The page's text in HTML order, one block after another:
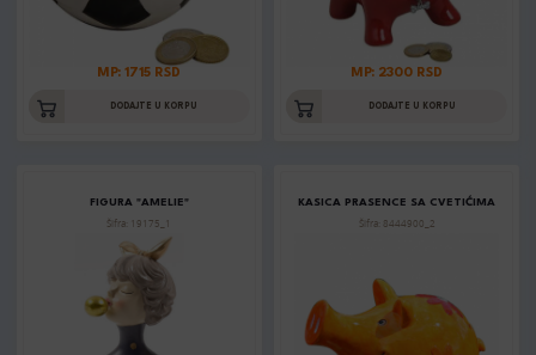
MP: 1715 RSD
DODAJTE U KORPU
MP: 2300 RSD
DODAJTE U KORPU
FIGURA "AMELIE"
Šifra: 19175_1
KASICA PRASENCE SA CVETIĆIMA
Šifra: 8444900_2